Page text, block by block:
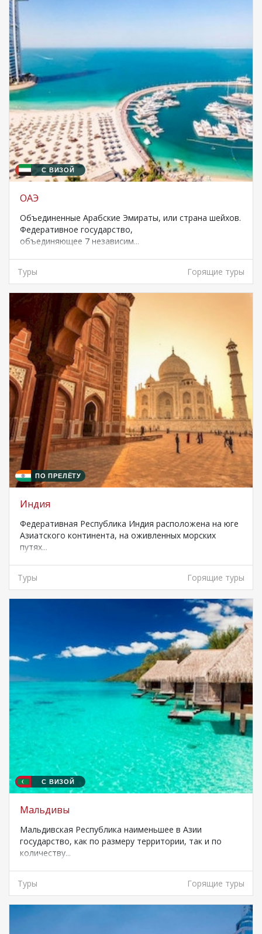
С ВИЗОЙ
ОАЭ
Объединенные Арабские Эмираты, или страна шейхов.
Федеративное государство,
объединяющее 7 независим...
Туры Горящие туры
ПО ПРЕЛЁТУ
Индия
Федеративная Республика Индия расположена на юге
Азиатского континента, на оживленных морских
путях...
Туры Горящие туры
С ВИЗОЙ
Мальдивы
Мальдивская Республика наименьшее в Азии
государство, как по размеру территории, так и по
количеству...
Туры Горящие туры